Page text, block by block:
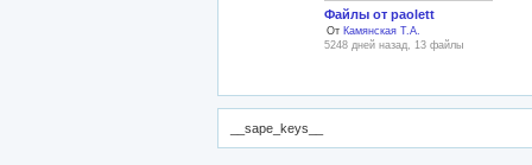
Файлы от paolett
От Камянская Т.А.
5248 дней назад, 13 файлы
__sape_keys__